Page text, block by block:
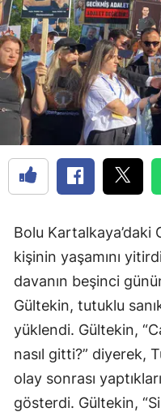
Bolu Kartalkaya’daki
kişinin yaşamını
davanın beşinci
Gültekin, tutuklu
yüklendi. Gültekin,
nasıl gitti?” diyerek,
olay sonrası
gösterdi. Gültekin,